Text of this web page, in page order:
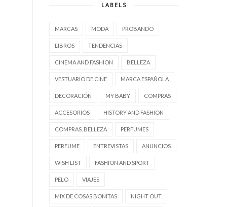
LABELS
MARCAS MODA PROBANDO
LIBROS TENDENCIAS
CINEMA AND FASHION BELLEZA
VESTUARIO DE CINE MARCA ESPAÑOLA
DECORACIÓN MY BABY COMPRAS
ACCESORIOS HISTORY AND FASHION
COMPRAS. BELLEZA PERFUMES
PERFUME ENTREVISTAS ANUNCIOS
WISH LIST FASHION AND SPORT
PELO VIAJES
MIX DE COSAS BONITAS NIGHT OUT